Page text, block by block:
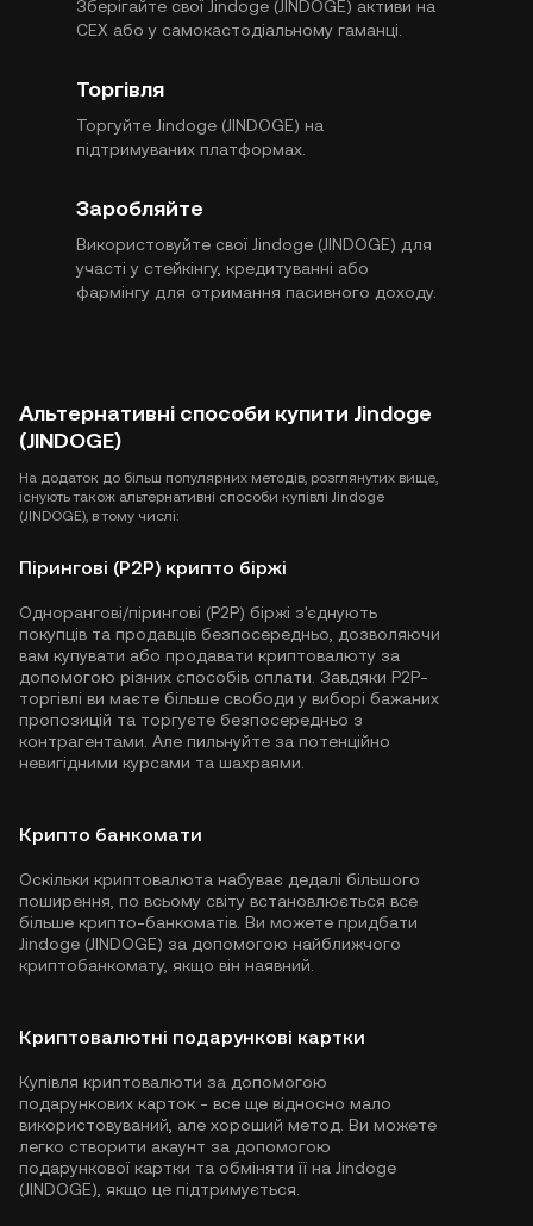
Зберігайте свої Jindoge (JINDOGE) активи на
CEX або у самокастодіальному гаманці.
Торгівля
Торгуйте Jindoge (JINDOGE) на
підтримуваних платформах.
Заробляйте
Використовуйте свої Jindoge (JINDOGE) для
участі у стейкінгу, кредитуванні або
фармінгу для отримання пасивного доходу.
Альтернативні способи купити Jindoge
(JINDOGE)
На додаток до більш популярних методів, розглянутих вище,
існують також альтернативні способи купівлі Jindoge
(JINDOGE), в тому числі:
Пірингові (P2P) крипто біржі
Однорангові/пірингові (P2P) біржі з'єднують
покупців та продавців безпосередньо, дозволяючи
вам купувати або продавати криптовалюту за
допомогою різних способів оплати. Завдяки P2P-
торгівлі ви маєте більше свободи у виборі бажаних
пропозицій та торгуєте безпосередньо з
контрагентами. Але пильнуйте за потенційно
невигідними курсами та шахраями.
Крипто банкомати
Оскільки криптовалюта набуває дедалі більшого
поширення, по всьому світу встановлюється все
більше крипто-банкоматів. Ви можете придбати
Jindoge (JINDOGE) за допомогою найближчого
криптобанкомату, якщо він наявний.
Криптовалютні подарункові картки
Купівля криптовалюти за допомогою
подарункових карток - все ще відносно мало
використовуваний, але хороший метод. Ви можете
легко створити акаунт за допомогою
подарункової картки та обміняти її на Jindoge
(JINDOGE), якщо це підтримується.